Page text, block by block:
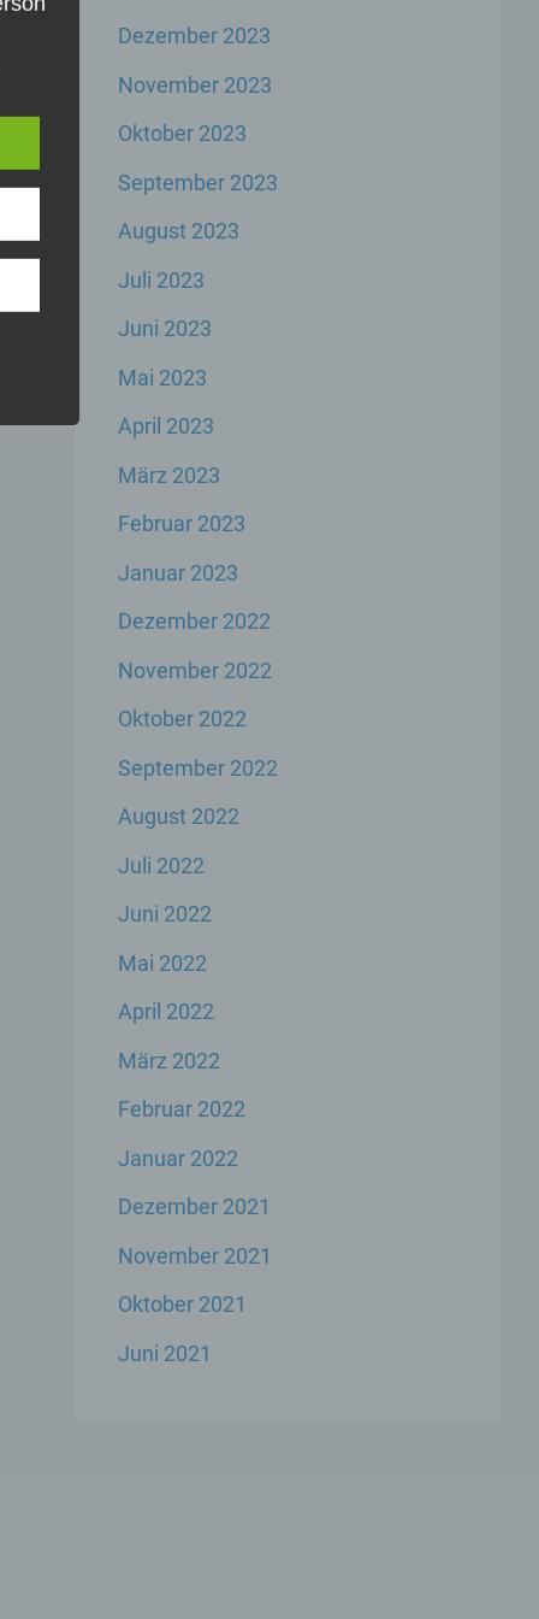
Dezember 2023
November 2023
Oktober 2023
September 2023
August 2023
Juli 2023
Juni 2023
Mai 2023
April 2023
März 2023
Februar 2023
Januar 2023
Dezember 2022
November 2022
Oktober 2022
September 2022
August 2022
Juli 2022
Juni 2022
Mai 2022
April 2022
März 2022
Februar 2022
Januar 2022
Dezember 2021
November 2021
Oktober 2021
Juni 2021